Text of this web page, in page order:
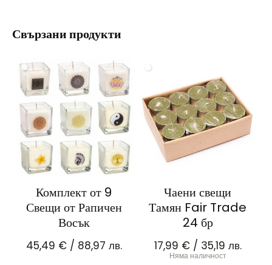
Свързани продукти
Комплект от 9
Свещи от Рапичен
Восък
45,49 €/ 88,97 лв.
Чаени свещи
Тамян Fair Trade
24 бр
17,99 €/ 35,19 лв.
Няма наличност